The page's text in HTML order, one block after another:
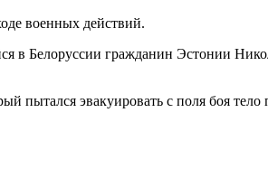
военных действий.
в Белоруссии гражданин Эстонии
пытался эвакуировать с поля боя